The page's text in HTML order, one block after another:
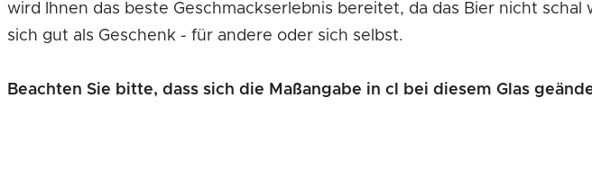
wird Ihnen das beste Geschmackserlebnis bereitet, da das Bier nicht schal werden kann. Die Gläser sind in Kartons zu je twei
sich gut als Geschenk - für andere oder sich selbst.
Beachten Sie bitte, dass sich die Maßangabe in cl bei diesem Glas